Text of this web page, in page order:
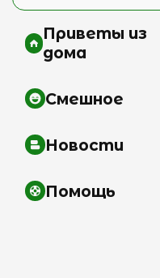
Приветы из
дома
Смешное
Новости
Помощь